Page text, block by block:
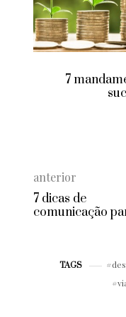
7
anterior
7 dicas de
comunicação
TAGS